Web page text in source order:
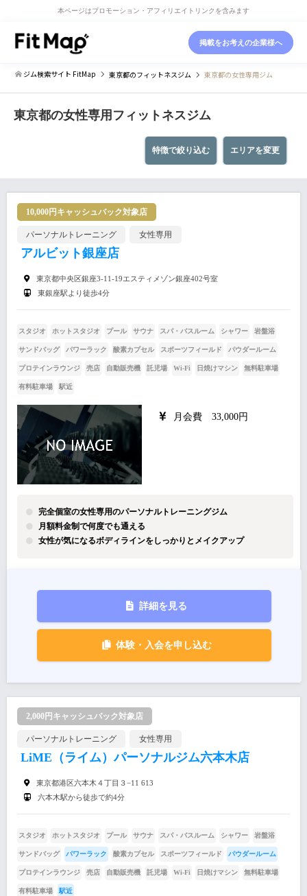
本ページはプロモーション・アフィリエイトリンクを含みます
掲載をお考えの企業様へ
ジム検索サイト FitMap 東京都のフィットネスジム 東京都の女性専用ジム
東京都の女性専用フィットネスジム
エリアを変更
特徴で絞り込む
10,000円キャッシュバック対象店
パーソナルトレーニング 女性専用
アルビット銀座店
東京都中央区銀座3-11-19エスティメゾン銀座402号室
東銀座駅より徒歩4分
スタジオ ホットスタジオ プール サウナ スパ・バスルーム シャワー 岩盤浴
サンドバッグ パワーラック 酸素カプセル スポーツフィールド パウダールーム
プロテインラウンジ 売店 自動販売機 託児場 Wi-Fi 日焼けマシン 無料駐車場
有料駐車場 駅近
月会費 33,000円
完全個室の女性専用のパーソナルトレーニングジム
月額料金制で何度でも通える
女性が気になるボディラインをしっかりとメイクアップ
詳細を見る
体験・入会を申し込む
2,000円キャッシュバック対象店
パーソナルトレーニング 女性専用
LiME（ライム）パーソナルジム六本木店
東京都港区六本木４丁目３−11 613
六本木駅から徒歩で約4分
スタジオ ホットスタジオ プール サウナ スパ・バスルーム シャワー 岩盤浴
サンドバッグ パワーラック 酸素カプセル スポーツフィールド パウダールーム
プロテインラウンジ 売店 自動販売機 託児場 Wi-Fi 日焼けマシン 無料駐車場
有料駐車場 駅近